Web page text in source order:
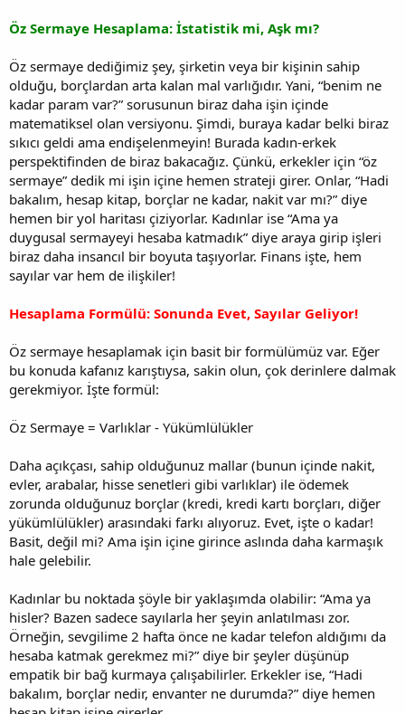
Öz Sermaye Hesaplama: İstatistik mi, Aşk mı?
Öz sermaye dediğimiz şey, şirketin veya bir kişinin sahip
olduğu, borçlardan arta kalan mal varlığıdır. Yani, “benim ne
kadar param var?” sorusunun biraz daha işin içinde
matematiksel olan versiyonu. Şimdi, buraya kadar belki biraz
sıkıcı geldi ama endişelenmeyin! Burada kadın-erkek
perspektifinden de biraz bakacağız. Çünkü, erkekler için “öz
sermaye” dedik mi işin içine hemen strateji girer. Onlar, “Hadi
bakalım, hesap kitap, borçlar ne kadar, nakit var mı?” diye
hemen bir yol haritası çiziyorlar. Kadınlar ise “Ama ya
duygusal sermayeyi hesaba katmadık” diye araya girip işleri
biraz daha insancıl bir boyuta taşıyorlar. Finans işte, hem
sayılar var hem de ilişkiler!
Hesaplama Formülü: Sonunda Evet, Sayılar Geliyor!
Öz sermaye hesaplamak için basit bir formülümüz var. Eğer
bu konuda kafanız karıştıysa, sakin olun, çok derinlere dalmak
gerekmiyor. İşte formül:
Öz Sermaye = Varlıklar - Yükümlülükler
Daha açıkçası, sahip olduğunuz mallar (bunun içinde nakit,
evler, arabalar, hisse senetleri gibi varlıklar) ile ödemek
zorunda olduğunuz borçlar (kredi, kredi kartı borçları, diğer
yükümlülükler) arasındaki farkı alıyoruz. Evet, işte o kadar!
Basit, değil mi? Ama işin içine girince aslında daha karmaşık
hale gelebilir.
Kadınlar bu noktada şöyle bir yaklaşımda olabilir: “Ama ya
hisler? Bazen sadece sayılarla her şeyin anlatılması zor.
Örneğin, sevgilime 2 hafta önce ne kadar telefon aldığımı da
hesaba katmak gerekmez mi?” diye bir şeyler düşünüp
empatik bir bağ kurmaya çalışabilirler. Erkekler ise, “Hadi
bakalım, borçlar nedir, envanter ne durumda?” diye hemen